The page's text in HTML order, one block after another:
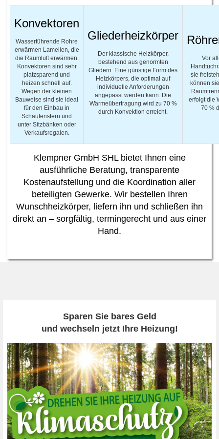
Konvektoren
Wasserführende Rohre
erwärmen Lamellen, die
die Raumluft erwärmen.
Konvektoren sind sehr
platzsparend und
heizen schnell auf.
Wegen der kleinen
Bauweise sind sie ideal
für den Einbau in
Schaufenstern und
unter Sitzbänken oder
Verkaufsregalen.
Gliederheizkörper
Der klassische Heizkörper,
bestehend aus genormten
Gliedern. Eine günstige Form des
Heizkörpers, die optimal auf
individuelle Anforderungen
angepasst werden kann. Die
Wärmeübertragung wird zu 70 %
durch Konvektion erreicht.
Vor
sie
können
erfolgt die
70 %
Klempner GmbH SHL bietet Ihnen eine
ausführliche Beratung, transparente
Kostenaufstellung und die Koordination aller
beteiligten Gewerke. Wir bestellen Ihren
Wunschheizkörper, liefern ihn und schließen ihn
direkt an – sorgfältig, termingerecht und aus einer
Hand.
Sparen Sie bares Geld
und wechseln jetzt Ihre Heizung!